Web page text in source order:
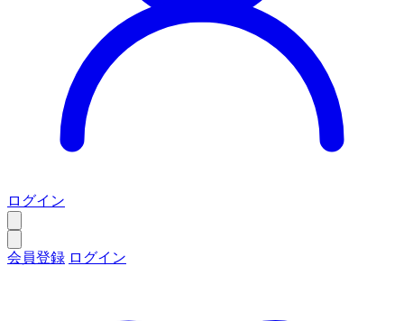
ログイン
会員登録 ログイン